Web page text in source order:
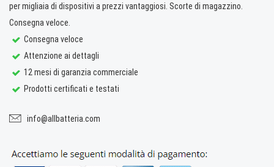
per migliaia di dispositivi a prezzi vantaggiosi. Scorte di magazzino.
Consegna veloce.
Consegna veloce
Attenzione ai dettagli
12 mesi di garanzia commerciale
Prodotti certificati e testati
info@allbatteria.com